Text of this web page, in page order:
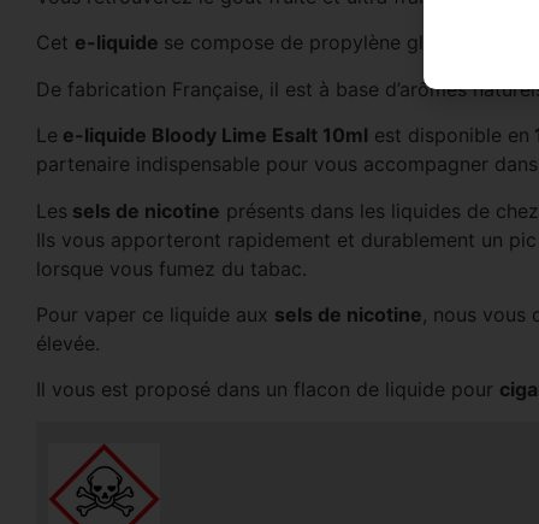
Cet e-liquide se compose de propylène glycol, de
De fabrication Française, il est à base d’arômes
Le e-liquide Bloody Lime Esalt 10ml est disponible en
partenaire indispensable pour vous accompagner
Les sels de nicotine présents dans les liquides de chez
Ils vous apporteront rapidement et durablement un
lorsque vous fumez du tabac.
Pour vaper ce liquide aux sels de nicotine, nous vous
élevée.
Il vous est proposé dans un flacon de liquide pour